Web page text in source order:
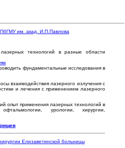
им. акад. И.П.Павлова
лазерных технологий в разные области
фундаментальные исследования в
взаимодействия лазерного излучения с
и лечения с применением лазерного
опыт применения лазерных технологий в
урологии, хирургии,
Елизаветинской больницы